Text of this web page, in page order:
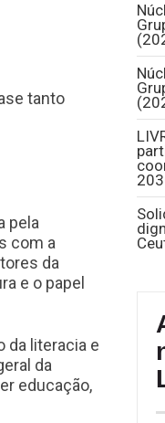
tanto
pela
com a
da
e o papel
da literacia e
da
educação,